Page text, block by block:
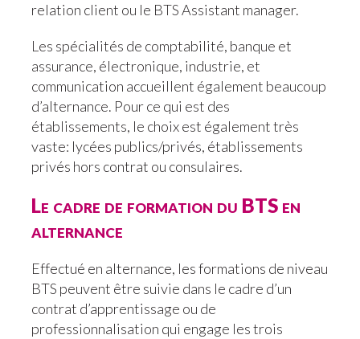
relation client ou le BTS Assistant manager.
Les spécialités de comptabilité, banque et
assurance, électronique, industrie, et
communication accueillent également beaucoup
d’alternance. Pour ce qui est des
établissements, le choix est également très
vaste: lycées publics/privés, établissements
privés hors contrat ou consulaires.
Le cadre de formation du BTS en
alternance
Effectué en alternance, les formations de niveau
BTS peuvent être suivie dans le cadre d’un
contrat d’apprentissage ou de
professionnalisation qui engage les trois